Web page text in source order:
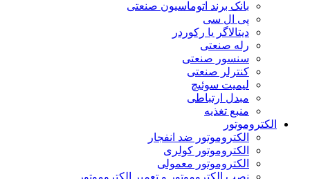
بانک برند اتوماسیون صنعتی
پی ال سی
دیتالاگر یا رکوردر
رله صنعتی
سنسور صنعتی
کنترلر صنعتی
لیمیت سوئیچ
مبدل ارتباطی
منبع تغذیه
الکتروموتور
الکتروموتور ضد انفجار
الکتروموتور کولری
الکتروموتور معمولی